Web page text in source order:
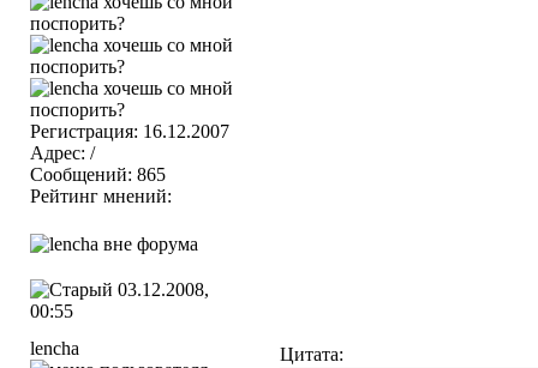
Регистрация: 16.12.2007
Адрес: /
Сообщений: 865
Рейтинг мнений:
03.12.2008,
00:55
lencha
Цитата: